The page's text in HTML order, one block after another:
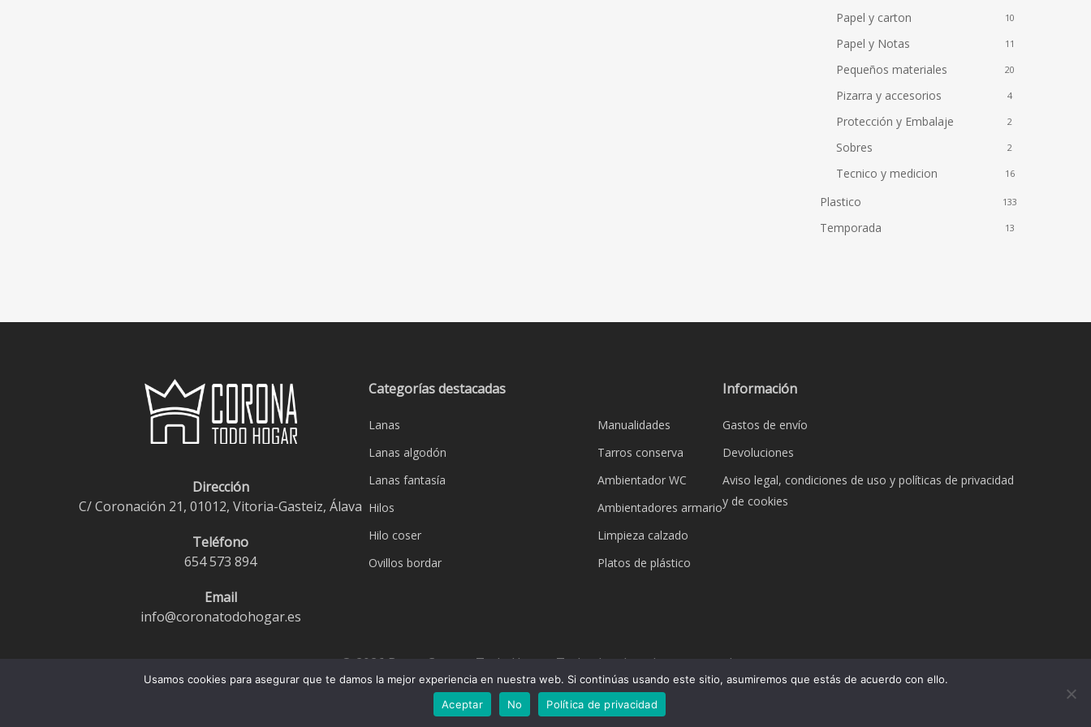
Papel y carton 10
Papel y Notas 11
Pequeños materiales 20
Pizarra y accesorios 4
Protección y Embalaje 2
Sobres 2
Tecnico y medicion 16
Plastico 133
Temporada 13
Dirección
C/ Coronación 21, 01012, Vitoria-Gasteiz, Álava
Teléfono
654 573 894
Email
info@coronatodohogar.es
Categorías destacadas
Lanas
Lanas algodón
Lanas fantasía
Hilos
Hilo coser
Ovillos bordar
Manualidades
Tarros conserva
Ambientador WC
Ambientadores armario
Limpieza calzado
Platos de plástico
Información
Gastos de envío
Devoluciones
Aviso legal, condiciones de uso y políticas de privacidad
y de cookies
© 2026 Bazar Corona Todo Hogar. Todos los derechos reservados.
Usamos cookies para asegurar que te damos la mejor experiencia en nuestra web. Si continúas usando este sitio, asumiremos que estás de acuerdo con ello.
Aceptar
No Política de privacidad